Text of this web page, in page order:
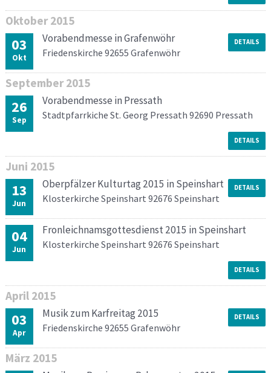
Oktober 2015
03
Okt
Vorabendmesse in Grafenwöhr
Friedenskirche 92655 Grafenwöhr
DETAILS
September 2015
26
Sep
Vorabendmesse in Pressath
Stadtpfarrkiche St. Georg Pressath 92690 Pressath
DETAILS
Juni 2015
13
Jun
Oberpfälzer Kulturtag 2015 in Speinshart
Klosterkirche Speinshart 92676 Speinshart
DETAILS
04
Jun
Fronleichnamsgottesdienst 2015 in Speinshart
Klosterkirche Speinshart 92676 Speinshart
DETAILS
April 2015
03
Apr
Musik zum Karfreitag 2015
Friedenskirche 92655 Grafenwöhr
DETAILS
März 2015